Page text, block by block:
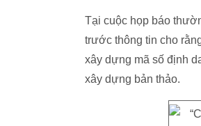
Tại cuộc họp báo
trước thông tin cho
xây dựng mã số định
xây dựng bản thảo.